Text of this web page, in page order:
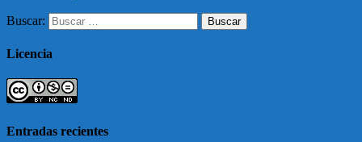
Buscar:
Licencia
Entradas recientes